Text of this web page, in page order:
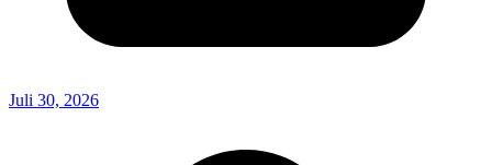
Juli 30, 2026